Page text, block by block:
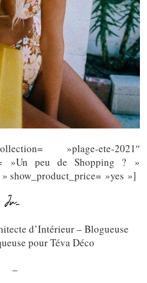
»plage-ete-2021″
»Un peu de Shopping ? »
show_product_price= »yes »]
d’Intérieur – Blogueuse
pour Téva Déco